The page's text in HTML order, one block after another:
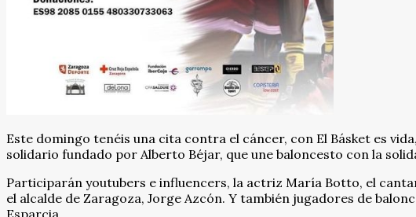
Este domingo tenéis una cita contra el cáncer, con El Básket es
solidario fundado por Alberto Béjar, que une baloncesto con la
Participarán youtubers e influencers, la actriz María Botto, el
el alcalde de Zaragoza, Jorge Azcón. Y también jugadores de
Esparcia.